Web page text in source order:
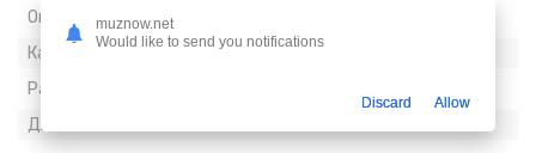
Опубликовано:
Качество:
320 kbps, Stereo
Размер:
Длительность:
muznow.net
Would like to send you notifications
Discard Allow